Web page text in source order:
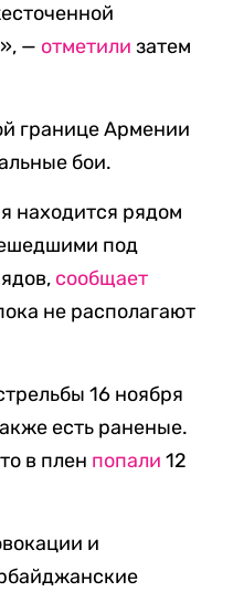
— отметили затем
границе Армении
бои.
находится рядом
под
сообщает
не располагают
16 ноября
есть раненые.
в плен попали 12
и